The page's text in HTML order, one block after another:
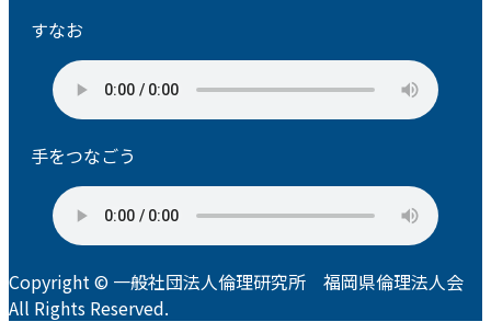
すなお
手をつなごう
Copyright © 一般社団法人倫理研究所 福岡県倫理法人会
All Rights Reserved.